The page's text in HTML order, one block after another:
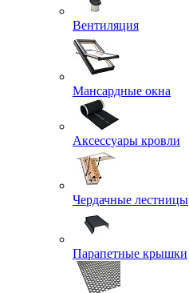
Вентиляция
Мансардные окна
Аксессуары кровли
Чердачные лестницы
Парапетные крышки